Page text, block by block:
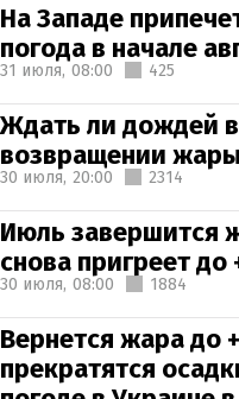
На Западе
погода в начале
31 июля, 08:00 425
Ждать ли дождей в
возвращении жары
30 июля, 20:00 2314
Июль завершится
снова пригреет до
30 июля, 08:00 1884
Вернется жара до
прекратятся